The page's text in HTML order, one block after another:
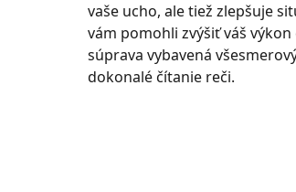
vaše ucho, ale tiež zlepšuje
vám pomohli zvýšiť váš
súprava vybavená
dokonalé čítanie reči.